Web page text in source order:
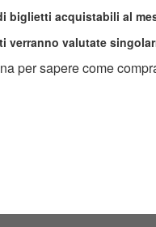
biglietti acquistabili al
verranno valutate
per sapere come